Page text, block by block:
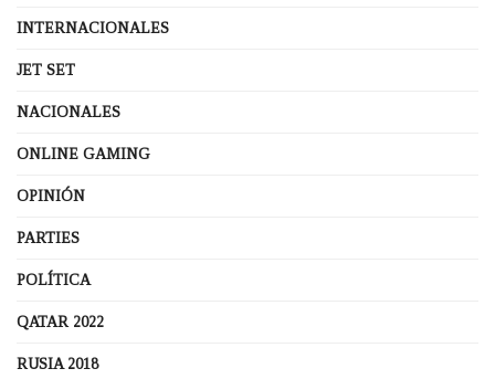
INTERNACIONALES
JET SET
NACIONALES
ONLINE GAMING
OPINIÓN
PARTIES
POLÍTICA
QATAR 2022
RUSIA 2018